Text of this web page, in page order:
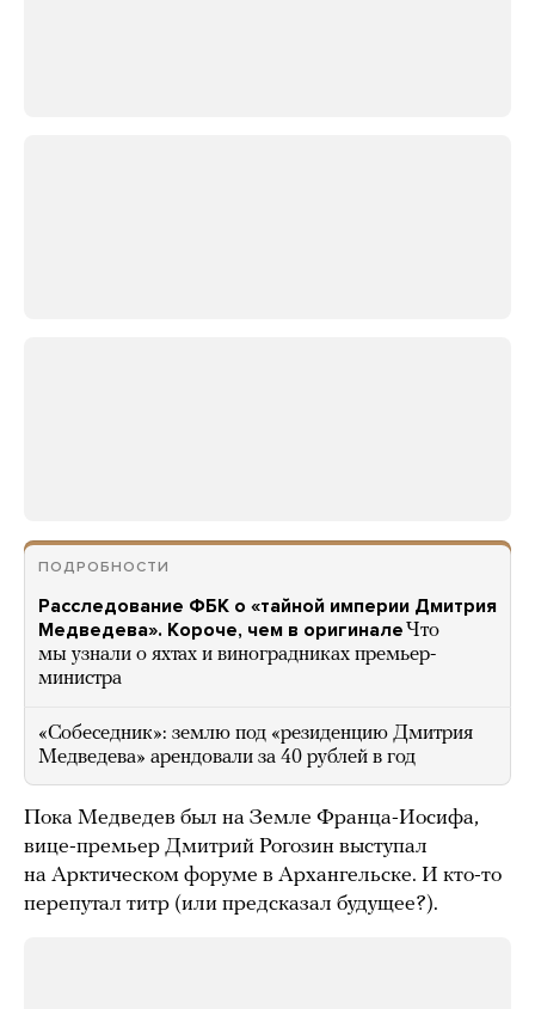
ПОДРОБНОСТИ
Расследование ФБК о «тайной империи Дмитрия
Медведева». Короче, чем в оригинале Что
мы узнали о яхтах и виноградниках премьер-
министра
«Собеседник»: землю под «резиденцию Дмитрия
Медведева» арендовали за 40 рублей в год
Пока Медведев был на Земле Франца-Иосифа,
вице-премьер Дмитрий Рогозин выступал
на Арктическом форуме в Архангельске. И кто-то
перепутал титр (или предсказал будущее?).